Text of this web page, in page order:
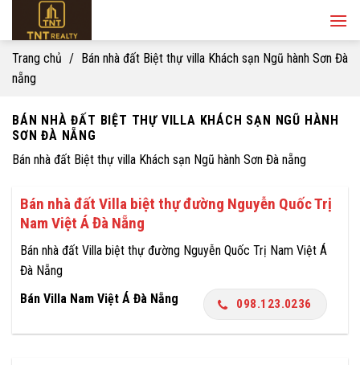
content
Trang chủ / Bán nhà đất Biệt thự villa Khách sạn Ngũ hành Sơn Đà
nẵng
BÁN NHÀ ĐẤT BIỆT THỰ VILLA KHÁCH SẠN NGŨ HÀNH
SƠN ĐÀ NẴNG
Bán nhà đất Biệt thự villa Khách sạn Ngũ hành Sơn Đà nẵng
Bán nhà đất Villa biệt thự đường Nguyễn Quốc Trị
Nam Việt Á Đà Nẵng
Bán nhà đất Villa biệt thự đường Nguyễn Quốc Trị Nam Việt Á
Đà Nẵng
Bán Villa Nam Việt Á Đà Nẵng
098.123.0236